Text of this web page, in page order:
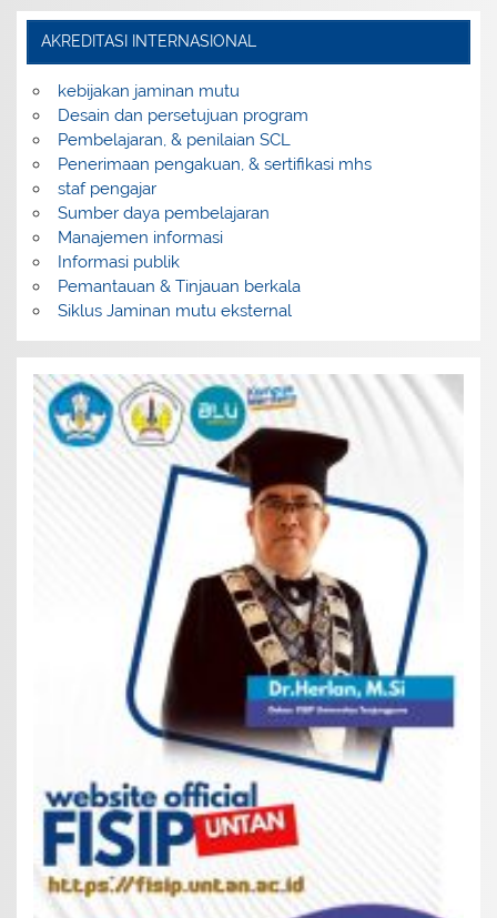
AKREDITASI INTERNASIONAL
kebijakan jaminan mutu
Desain dan persetujuan program
Pembelajaran, & penilaian SCL
Penerimaan pengakuan, & sertifikasi mhs
staf pengajar
Sumber daya pembelajaran
Manajemen informasi
Informasi publik
Pemantauan & Tinjauan berkala
Siklus Jaminan mutu eksternal